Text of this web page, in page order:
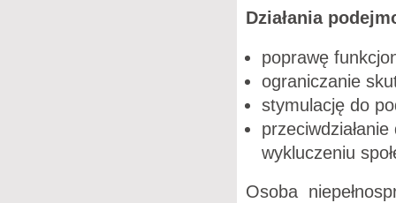
Działania
poprawę
ograniczanie
stymulację do
wykluczeniu
Osoba